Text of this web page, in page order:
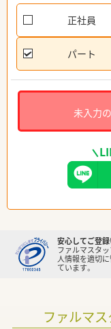
正社員
パート
未入力
安心してご登
ファルマスタッ
人情報を適切
ています。
ファルマ